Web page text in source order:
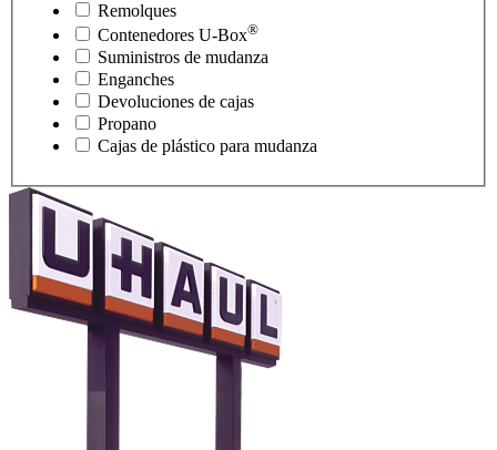
Remolques
Contenedores U-Box®
Suministros de mudanza
Enganches
Devoluciones de cajas
Propano
Cajas de plástico para mudanza